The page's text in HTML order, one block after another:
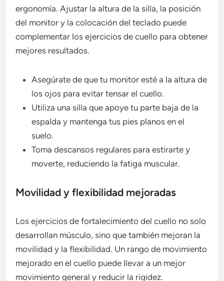
ergonomía. Ajustar la altura de la silla, la posición
del monitor y la colocación del teclado puede
complementar los ejercicios de cuello para obtener
mejores resultados.
Asegúrate de que tu monitor esté a la altura de
los ojos para evitar tensar el cuello.
Utiliza una silla que apoye tu parte baja de la
espalda y mantenga tus pies planos en el
suelo.
Toma descansos regulares para estirarte y
moverte, reduciendo la fatiga muscular.
Movilidad y flexibilidad mejoradas
Los ejercicios de fortalecimiento del cuello no solo
desarrollan músculo, sino que también mejoran la
movilidad y la flexibilidad. Un rango de movimiento
mejorado en el cuello puede llevar a un mejor
movimiento general y reducir la rigidez.